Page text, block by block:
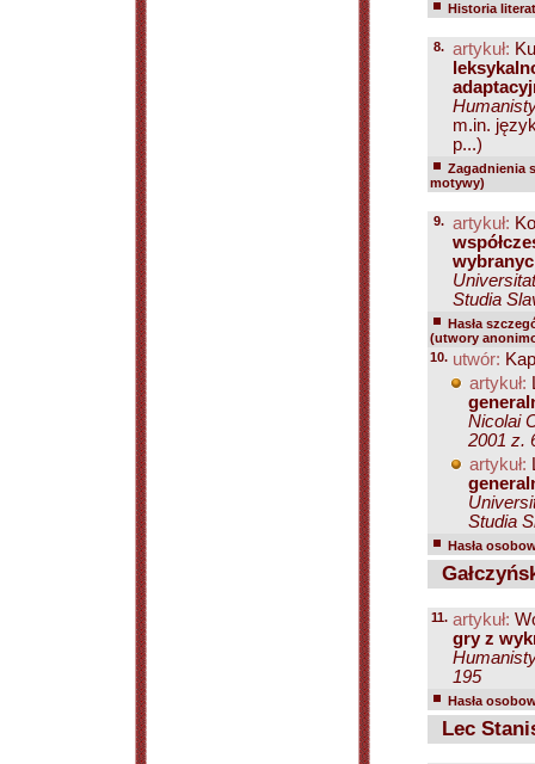
Historia
8. artykuł:
m.in.
p...)
Zagadnienia
motywy)
9. artykuł:
Studia
Hasła
(utwory
10. utwór:
artykuł:
Nicolai
2001 z.
artykuł:
Studia
Hasła
11. artykuł:
gry z
195
Hasła
Lec